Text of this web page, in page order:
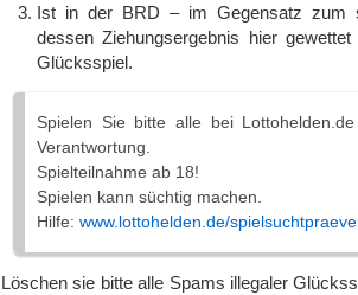
Ist in der BRD – im Gegensatz zum
dessen Ziehungsergebnis hier
Glücksspiel.
Spielen Sie bitte alle bei
Verantwortung.
Spielteilnahme ab 18!
Spielen kann süchtig machen.
Hilfe: www.lottohelden­.de/
Löschen sie bitte alle Spams illegaler